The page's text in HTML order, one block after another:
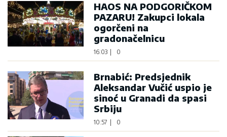
HAOS NA PODGORIČKOM
PAZARU! Zakupci lokala
ogorčeni na
gradonačelnicu
16:03 0
Brnabić: Predsjednik
Aleksandar Vučić uspio je
sinoć u Granadi da spasi
Srbiju
10:57 0